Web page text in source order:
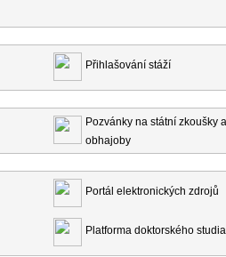
Přihlašování stáží
Pozvánky na státní zkoušky a
obhajoby
Portál elektronických zdrojů
Platforma doktorského studia